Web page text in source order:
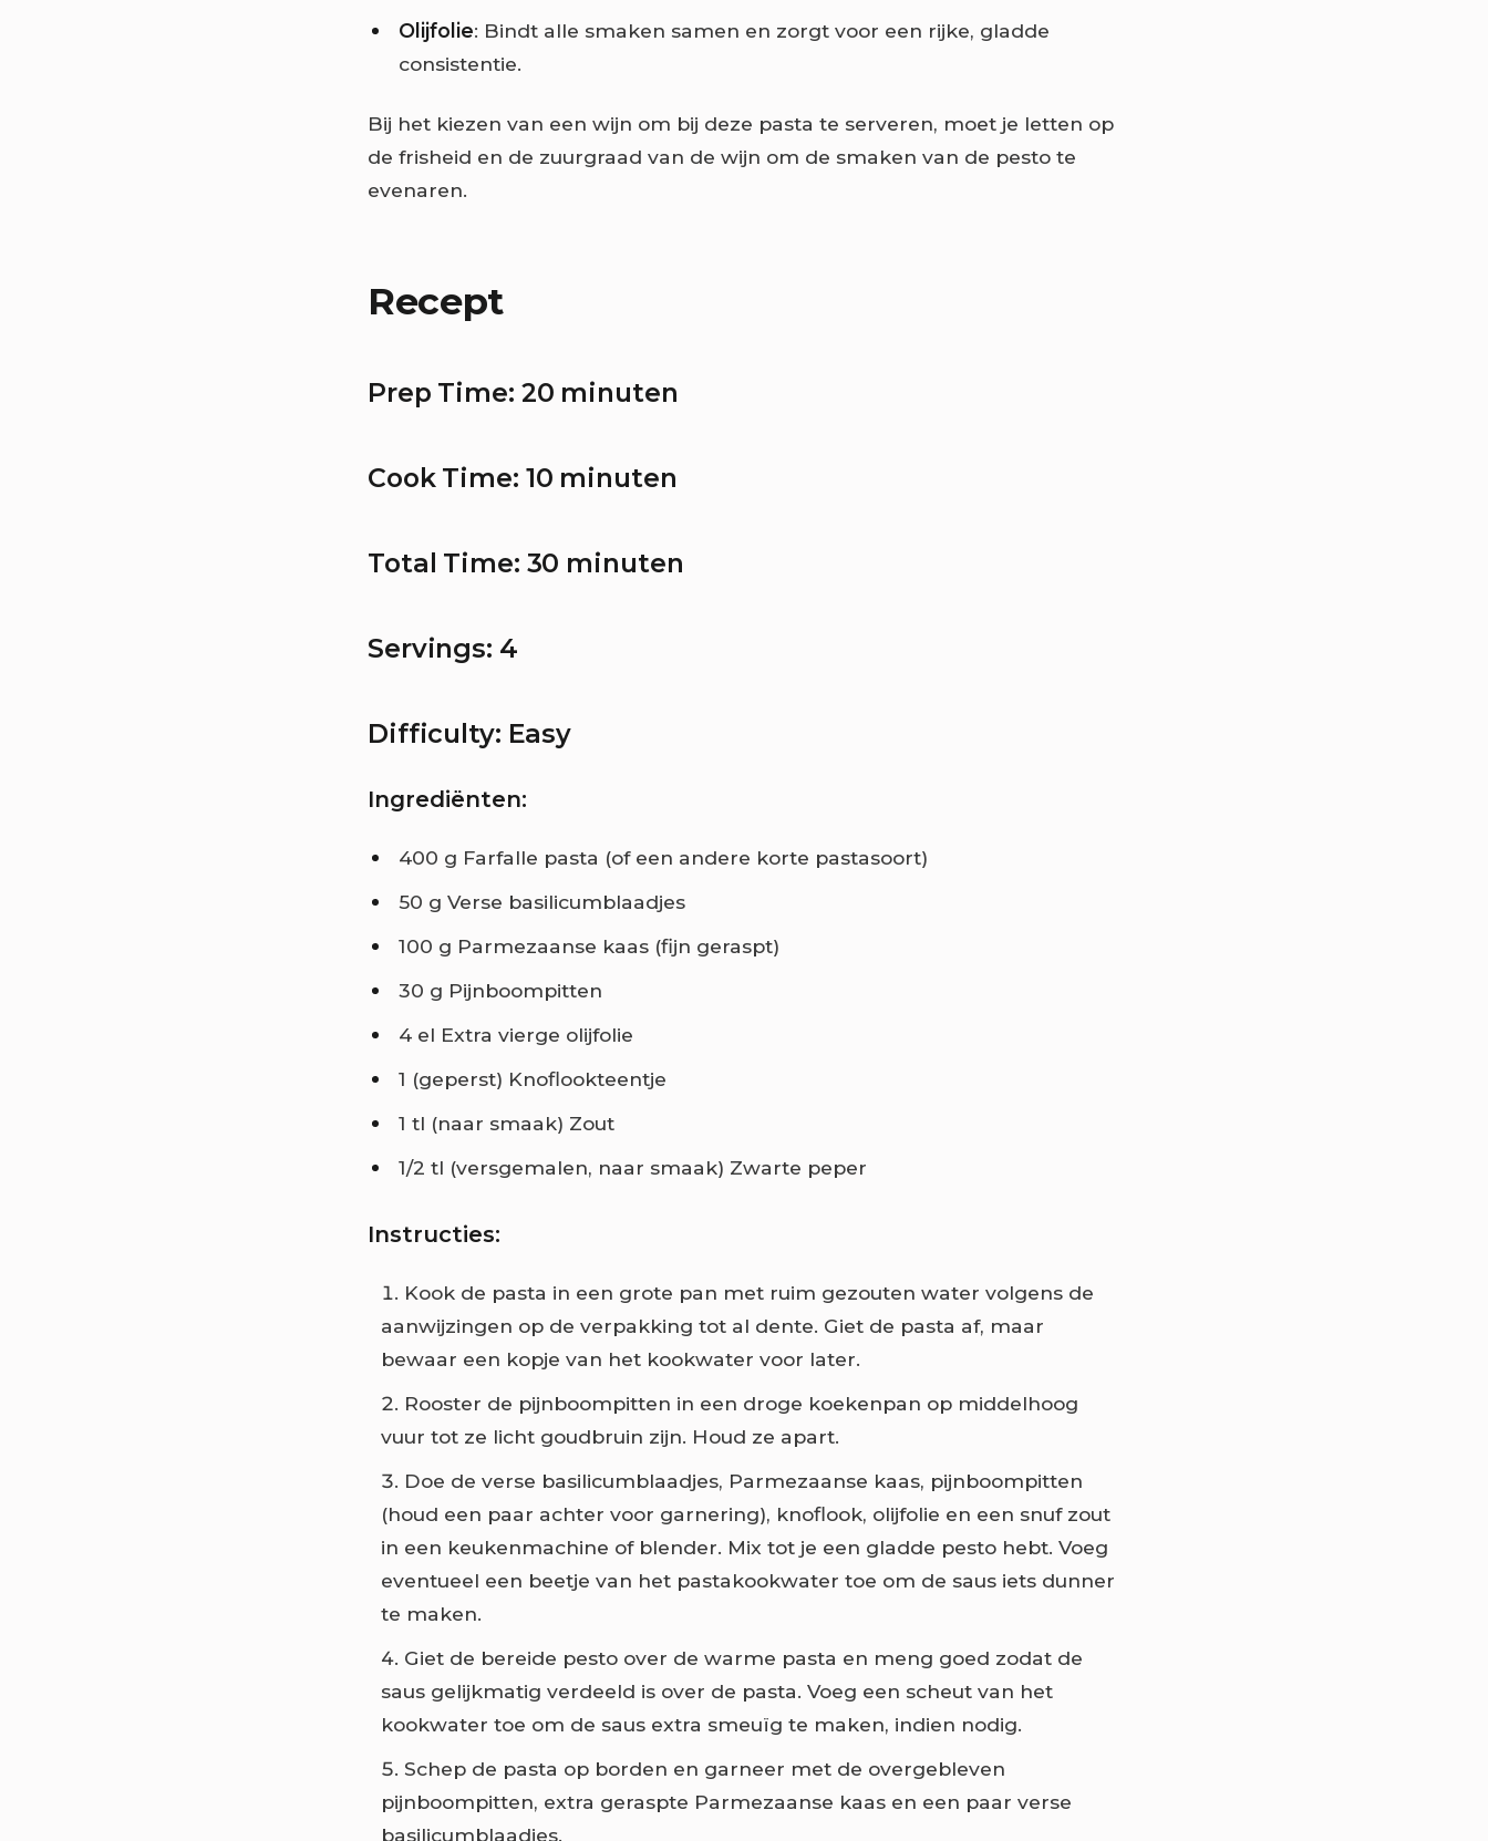
Olijfolie: Bindt alle smaken samen en zorgt voor een rijke, gladde
consistentie.
Bij het kiezen van een wijn om bij deze pasta te serveren, moet je letten op
de frisheid en de zuurgraad van de wijn om de smaken van de pesto te
evenaren.
Recept
Prep Time: 20 minuten
Cook Time: 10 minuten
Total Time: 30 minuten
Servings: 4
Difficulty: Easy
Ingrediënten:
400 g Farfalle pasta (of een andere korte pastasoort)
50 g Verse basilicumblaadjes
100 g Parmezaanse kaas (fijn geraspt)
30 g Pijnboompitten
4 el Extra vierge olijfolie
1 (geperst) Knoflookteentje
1 tl (naar smaak) Zout
1/2 tl (versgemalen, naar smaak) Zwarte peper
Instructies:
Kook de pasta in een grote pan met ruim gezouten water volgens de
aanwijzingen op de verpakking tot al dente. Giet de pasta af, maar
bewaar een kopje van het kookwater voor later.
Rooster de pijnboompitten in een droge koekenpan op middelhoog
vuur tot ze licht goudbruin zijn. Houd ze apart.
Doe de verse basilicumblaadjes, Parmezaanse kaas, pijnboompitten
(houd een paar achter voor garnering), knoflook, olijfolie en een snuf zout
in een keukenmachine of blender. Mix tot je een gladde pesto hebt. Voeg
eventueel een beetje van het pastakookwater toe om de saus iets dunner
te maken.
Giet de bereide pesto over de warme pasta en meng goed zodat de
saus gelijkmatig verdeeld is over de pasta. Voeg een scheut van het
kookwater toe om de saus extra smeuïg te maken, indien nodig.
Schep de pasta op borden en garneer met de overgebleven
pijnboompitten, extra geraspte Parmezaanse kaas en een paar verse
basilicumblaadjes.